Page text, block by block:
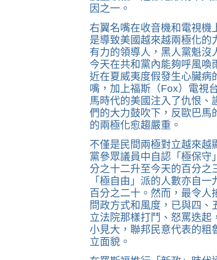
因之一。
右翼名嘴在收音機和電視機
是導致美國越來越兩極化的
有力的領導人，黑人黨魁沒
今天在共和黨內能夠呼風喚
近在夏威夷度假發生心臟病
嘴，加上福斯（Fox）電視
馬時代的美國注入了仇恨、
們的大力鼓吹下，反歐巴馬
的兩極化愈趨嚴重。
不僅是民間兩極對立越來越
黨參眾議員中自認「極保守
分之十二升至今天的百分之
「極自由」派的人數亦自
百分之二十。然而，最令人
問政方式和風度，已與四
立法院那樣打鬥、怒罵迭起
小見大，聯邦民意代表的粗
立面貌。